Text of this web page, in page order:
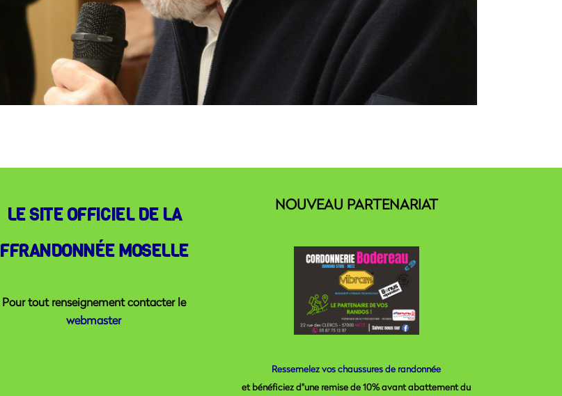
LE SITE OFFICIEL DE LA
FFRANDONNÉE MOSELLE
Pour tout renseignement contacter le
webmaster
NOUVEAU PARTENARIAT
Ressemelez vos chaussures de randonnée
et bénéficiez d"une remise de 10% avant abattement du